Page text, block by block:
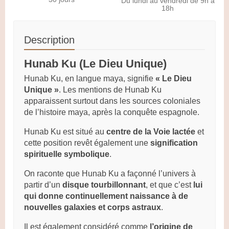
18h
Description
Hunab Ku (Le Dieu Unique)
Hunab Ku, en langue maya, signifie « Le Dieu
Unique ». Les mentions de Hunab Ku
apparaissent surtout dans les sources coloniales
de l’histoire maya, après la conquête espagnole.
Hunab Ku est situé au centre de la Voie lactée et
cette position revêt également une signification
spirituelle symbolique.
On raconte que Hunab Ku a façonné l’univers à
partir d’un disque tourbillonnant, et que c’est lui
qui donne continuellement naissance à de
nouvelles galaxies et corps astraux.
Il est également considéré comme l’origine de